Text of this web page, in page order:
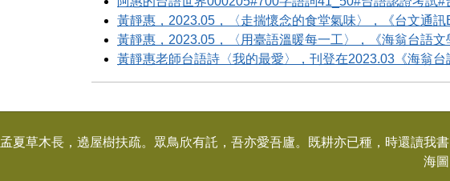
黃靜惠，2023.05，〈走揣懷念的食堂氣味〉，《台文通訊
黃靜惠，2023.05，〈用臺語溫暖每一工〉，《海翁台語文
黃靜惠老師台語詩〈我的最愛〉，刊登在2023.03《海翁台
孟夏草木長，遶屋樹扶疏。眾鳥欣有託，吾亦愛吾廬。既耕亦已種，時還讀我
海